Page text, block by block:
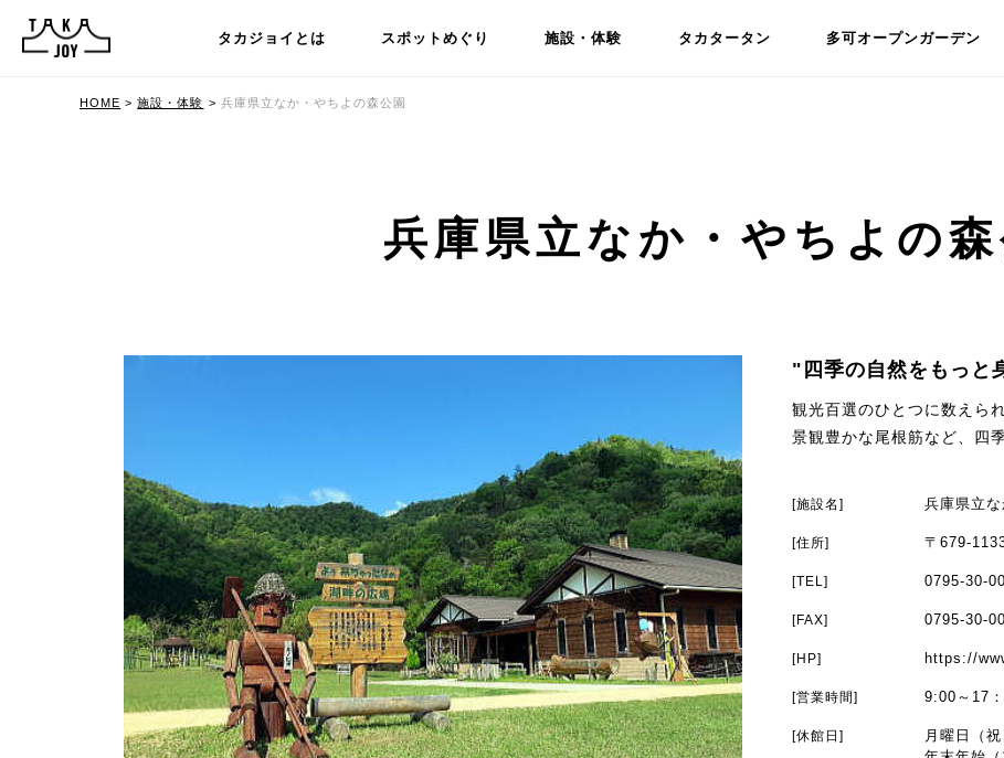
タカジョイとは スポットめぐり 施設・体験 タカタータン 多可オープンガーデン
HOME >施設・体験 > 兵庫県立なか・やちよの森公園
兵庫県立なか・やちよの森
"四季の自然をもっと
観光百選のひとつに数えら
景観豊かな尾根筋など、四
[施設名] 兵庫県立
[住所] 〒679-
[TEL] 0795-30-
[FAX] 0795-30-
[HP] https://
[営業時間] 9:00～17
[休館日]
月曜日（